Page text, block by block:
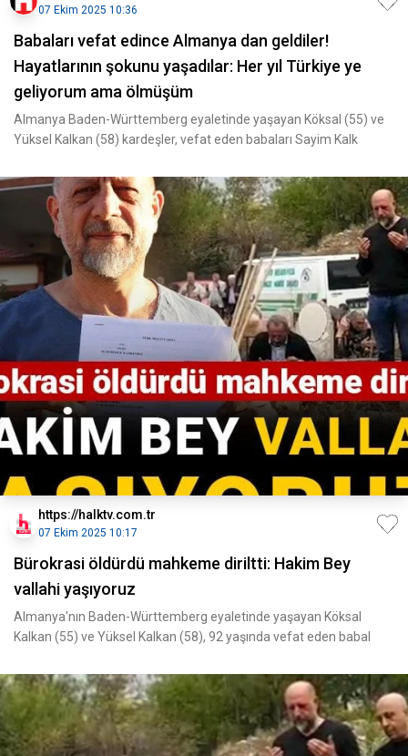
07 Ekim 2025 10:36
Babaları vefat edince Almanya dan geldiler!
Hayatlarının şokunu yaşadılar: Her yıl Türkiye ye
geliyorum ama ölmüşüm
Almanya Baden-Württemberg eyaletinde yaşayan Köksal (55) ve
Yüksel Kalkan (58) kardeşler, vefat eden babaları Sayim Kalk
https://halktv.com.tr
07 Ekim 2025 10:17
Bürokrasi öldürdü mahkeme diriltti: Hakim Bey
vallahi yaşıyoruz
Almanya'nın Baden-Württemberg eyaletinde yaşayan Köksal
Kalkan (55) ve Yüksel Kalkan (58), 92 yaşında vefat eden babal